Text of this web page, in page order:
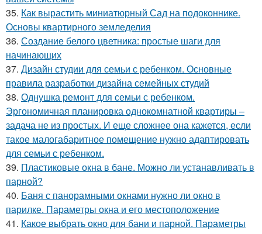
35. Как вырастить миниатюрный Сад на подоконнике.
Основы квартирного земледелия
36. Создание белого цветника: простые шаги для
начинающих
37. Дизайн студии для семьи с ребенком. Основные
правила разработки дизайна семейных студий
38. Однушка ремонт для семьи с ребенком.
Эргономичная планировка однокомнатной квартиры –
задача не из простых. И еще сложнее она кажется, если
такое малогабаритное помещение нужно адаптировать
для семьи с ребенком.
39. Пластиковые окна в бане. Можно ли устанавливать в
парной?
40. Баня с панорамными окнами нужно ли окно в
парилке. Параметры окна и его местоположение
41. Какое выбрать окно для бани и парной. Параметры